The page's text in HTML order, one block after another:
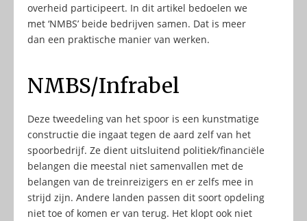
overheid participeert. In dit artikel bedoelen we
met ‘NMBS’ beide bedrijven samen. Dat is meer
dan een praktische manier van werken.
NMBS/Infrabel
Deze tweedeling van het spoor is een kunstmatige
constructie die ingaat tegen de aard zelf van het
spoorbedrijf. Ze dient uitsluitend politiek/financiële
belangen die meestal niet samenvallen met de
belangen van de treinreizigers en er zelfs mee in
strijd zijn. Andere landen passen dit soort opdeling
niet toe of komen er van terug. Het klopt ook niet